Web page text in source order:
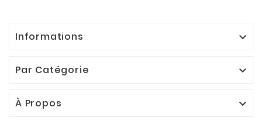
Informations 
Par Catégorie 
À Propos 